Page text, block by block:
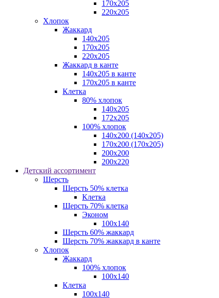
170х205
220х205
Хлопок
Жаккард
140x205
170х205
220х205
Жаккард в канте
140х205 в канте
170х205 в канте
Клетка
80% хлопок
140x205
172х205
100% хлопок
140x200 (140х205)
170x200 (170х205)
200х200
200х220
Детский ассортимент
Шерсть
Шерсть 50% клетка
Клетка
Шерсть 70% клетка
Эконом
100x140
Шерсть 60% жаккард
Шерсть 70% жаккард в канте
Хлопок
Жаккард
100% хлопок
100x140
Клетка
100х140